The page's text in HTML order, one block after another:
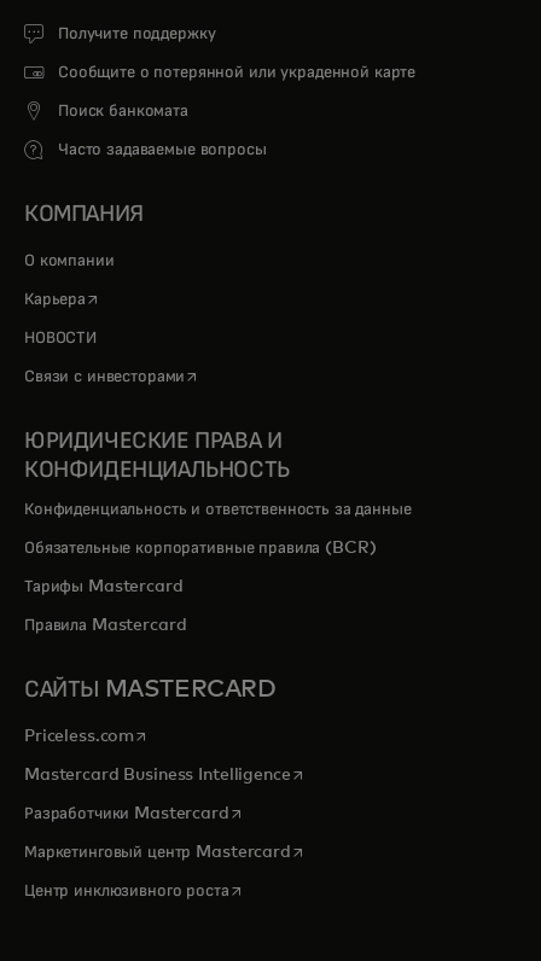
Получите поддержку
Сообщите о потерянной или украденной карте
Поиск банкомата
Часто задаваемые вопросы
КОМПАНИЯ
О компании
Карьера opens in a new tab
НОВОСТИ
Связи с инвесторами opens in a new tab
ЮРИДИЧЕСКИЕ ПРАВА И
КОНФИДЕНЦИАЛЬНОСТЬ
Конфиденциальность и ответственность за данные
Обязательные корпоративные правила (BCR)
Тарифы Mastercard
Правила Mastercard
САЙТЫ MASTERCARD
Priceless.com opens in a new tab
Mastercard Business Intelligenceopens in a new tab
Разработчики Mastercardopens in a new tab
Маркетинговый центр Mastercardopens in a new tab
Центр инклюзивного ростаopens in a new tab